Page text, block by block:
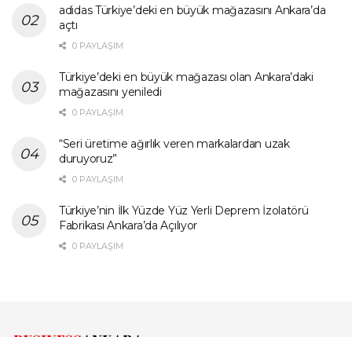
adidas Türkiye’deki en büyük mağazasını Ankara’da
açtı
0 PAYLAŞIM
Türkiye’deki en büyük mağazası olan Ankara’daki
mağazasını yeniledi
0 PAYLAŞIM
“Seri üretime ağırlık veren markalardan uzak
duruyoruz”
0 PAYLAŞIM
Türkiye’nin İlk Yüzde Yüz Yerli Deprem İzolatörü
Fabrikası Ankara’da Açılıyor
0 PAYLAŞIM